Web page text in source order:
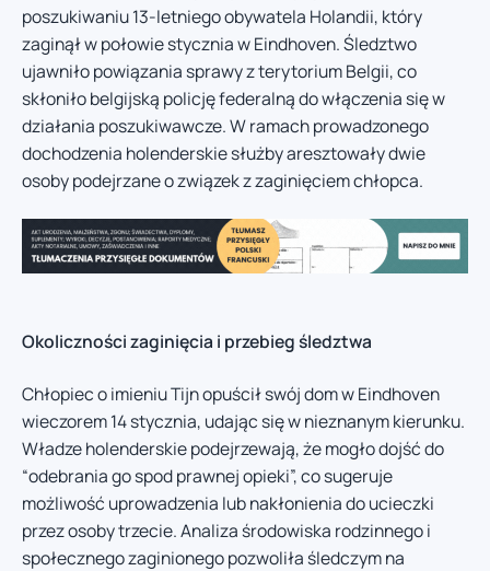
poszukiwaniu 13-letniego obywatela Holandii, który
zaginął w połowie stycznia w Eindhoven. Śledztwo
ujawniło powiązania sprawy z terytorium Belgii, co
skłoniło belgijską policję federalną do włączenia się w
działania poszukiwawcze. W ramach prowadzonego
dochodzenia holenderskie służby aresztowały dwie
osoby podejrzane o związek z zaginięciem chłopca.
Okoliczności zaginięcia i przebieg śledztwa
Chłopiec o imieniu Tijn opuścił swój dom w Eindhoven
wieczorem 14 stycznia, udając się w nieznanym kierunku.
Władze holenderskie podejrzewają, że mogło dojść do
“odebrania go spod prawnej opieki”, co sugeruje
możliwość uprowadzenia lub nakłonienia do ucieczki
przez osoby trzecie. Analiza środowiska rodzinnego i
społecznego zaginionego pozwoliła śledczym na